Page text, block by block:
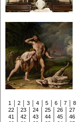
1 2 3 4 5 6 7 8
22
23 24 25 26 27
41
42 43 44 45 46